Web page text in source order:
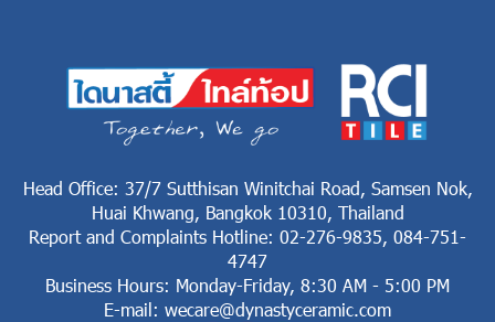
Head Office: 37/7 Sutthisan Winitchai Road, Samsen Nok,
Huai Khwang, Bangkok 10310, Thailand
Report and Complaints Hotline: 02-276-9835, 084-751-
4747
Business Hours: Monday-Friday, 8:30 AM - 5:00 PM
E-mail: wecare@dynastyceramic.com